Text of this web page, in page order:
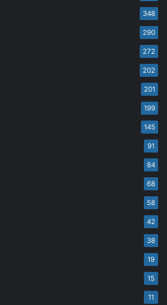
348
290
272
202
201
199
145
91
84
68
58
42
38
19
15
11